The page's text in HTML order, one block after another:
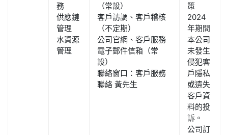
務
供應鏈
管理
水資源
管理
（常設）
客戶訪調、客戶稽核
（不定期）
公司官網、客戶服務
電子郵件信箱（常
設）
聯絡窗口：客戶服務
聯絡 黃先生
策
2024
年期間
本公司
未發生
侵犯客
戶隱私
或遺失
客戶資
料的投
訴。
公司訂